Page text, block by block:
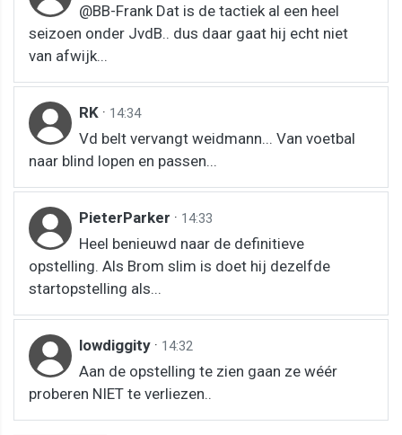
@BB-Frank Dat is de tactiek al een heel
seizoen onder JvdB.. dus daar gaat hij echt niet
van afwijk...
RK · 14:34
Vd belt vervangt weidmann... Van voetbal
naar blind lopen en passen...
PieterParker · 14:33
Heel benieuwd naar de definitieve
opstelling. Als Brom slim is doet hij dezelfde
startopstelling als...
lowdiggity · 14:32
Aan de opstelling te zien gaan ze wéér
proberen NIET te verliezen..